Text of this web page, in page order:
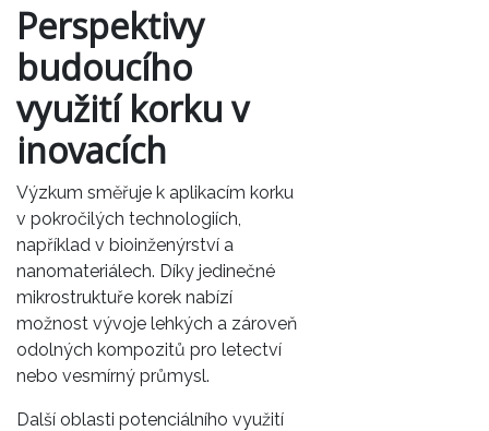
Perspektivy
budoucího
využití korku v
inovacích
Výzkum směřuje k aplikacím korku
v pokročilých technologiích,
například v bioinženýrství a
nanomateriálech. Díky jedinečné
mikrostruktuře korek nabízí
možnost vývoje lehkých a zároveň
odolných kompozitů pro letectví
nebo vesmírný průmysl.
Další oblasti potenciálního využití